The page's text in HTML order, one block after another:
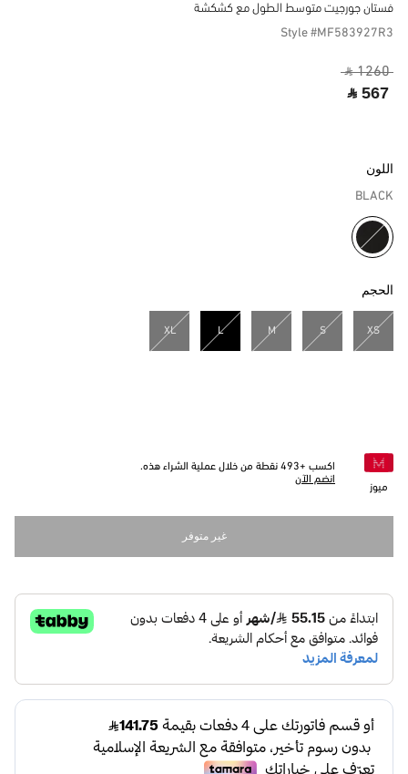
فستان جورجيت متوسط ​​الطول مع كشكشة
Style #MF583927R3
‎ ⃁ 1260 ‎
‎ ⃁ 567 ‎
اللون
BLACK
مختار
الحجم
XS
S
M
L
مختار
XL
ميوز
اكسب +493 نقطة من خلال عملية الشراء هذه.
انضم الآن
غير متوفر